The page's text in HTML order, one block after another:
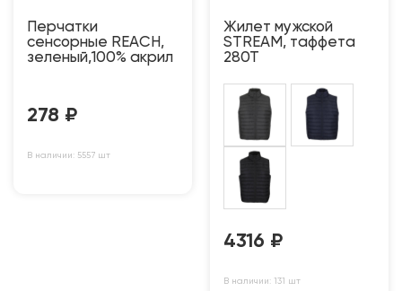
Перчатки
сенсорные REACH,
зеленый,100% акрил
278 ₽
В наличии: 5557 шт
Жилет мужской
STREAM, таффета
280Т
4316 ₽
В наличии: 131 шт